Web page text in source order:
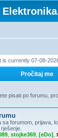
is currently 07-08-
Pročitaj me
pisati po forumu,
sa forumom, prijava,
stojke369 [eDo]